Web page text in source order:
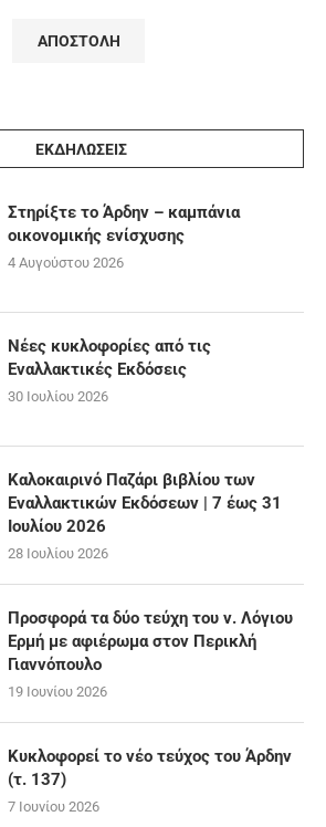
ΕΚΔΗΛΩΣΕΙΣ
Στηρίξτε το Άρδην – καμπάνια
οικονομικής ενίσχυσης
4 Αυγούστου 2026
Νέες κυκλοφορίες από τις
Εναλλακτικές Εκδόσεις
30 Ιουλίου 2026
Καλοκαιρινό Παζάρι βιβλίου των
Εναλλακτικών Εκδόσεων | 7 έως 31
Ιουλίου 2026
28 Ιουλίου 2026
Προσφορά τα δύο τεύχη του ν. Λόγιου
Ερμή με αφιέρωμα στον Περικλή
Γιαννόπουλο
19 Ιουνίου 2026
Κυκλοφορεί το νέο τεύχος του Άρδην
(τ. 137)
7 Ιουνίου 2026